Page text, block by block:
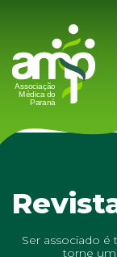
Ser associado é
torne